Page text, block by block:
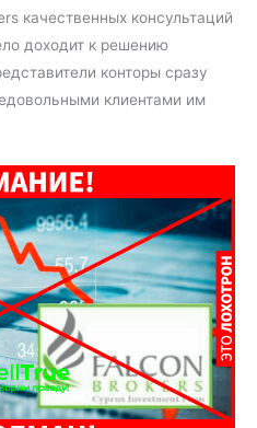
качественных консультаций
доходит к решению
конторы сразу
клиентами им